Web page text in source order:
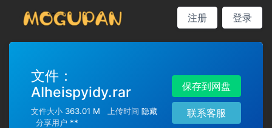
注册 登录
文件：
AIheispyidy.rar
文件大小 363.01 M 上传时间 隐藏
分享用户 **
保存到网盘
联系客服